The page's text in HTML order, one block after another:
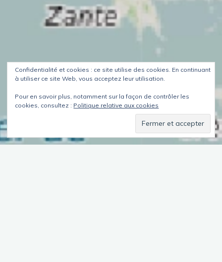
Confidentialité et cookies : ce site utilise des cookies. En continuant
à utiliser ce site Web, vous acceptez leur utilisation.
Pour en savoir plus, notamment sur la façon de contrôler les
cookies, consultez : Politique relative aux cookies